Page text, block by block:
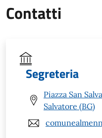
Contatti
Segreteria
Piazza San
Salvatore (BG)